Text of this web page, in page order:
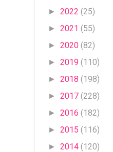
► 2022 (25)
► 2021 (55)
► 2020 (82)
► 2019 (110)
► 2018 (198)
► 2017 (228)
► 2016 (182)
► 2015 (116)
► 2014 (120)